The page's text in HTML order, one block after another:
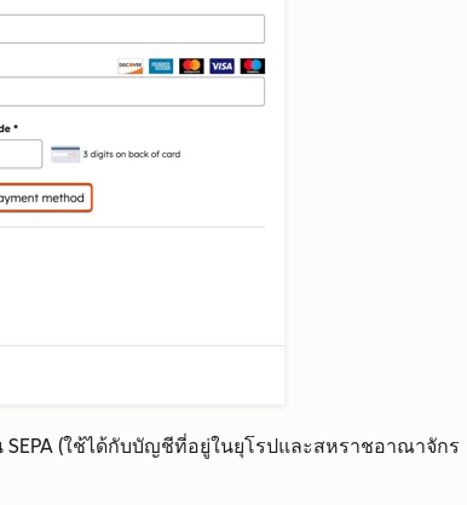
(ใช้ได้กับบัญชีที่อยู่ในยุโรปและสหราชอาณาจักร